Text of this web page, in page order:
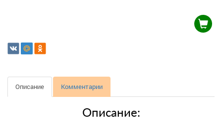
Описание Комментарии
Описание: